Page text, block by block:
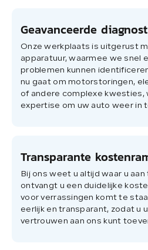
Geavanceerde
Onze werkplaats is uitgerust
apparatuur, waarmee we snel
problemen kunnen
nu gaat om motorstoringen,
of andere complexe kwesties,
expertise om uw auto weer in
Transparante
Bij ons weet u altijd waar u
ontvangt u een duidelijke
voor verrassingen komt te
eerlijk en transparant, zodat u
vertrouwen aan ons kunt